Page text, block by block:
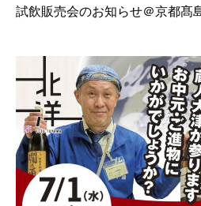
試飲販売会のお知らせ＠京都髙